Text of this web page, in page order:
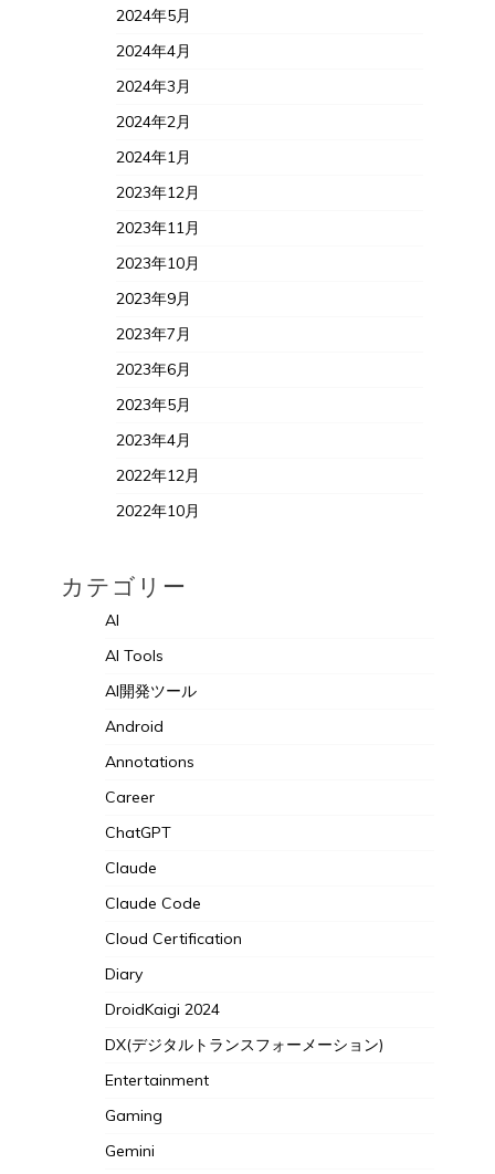
2024年5月
2024年4月
2024年3月
2024年2月
2024年1月
2023年12月
2023年11月
2023年10月
2023年9月
2023年7月
2023年6月
2023年5月
2023年4月
2022年12月
2022年10月
カテゴリー
AI
AI Tools
AI開発ツール
Android
Annotations
Career
ChatGPT
Claude
Claude Code
Cloud Certification
Diary
DroidKaigi 2024
DX(デジタルトランスフォーメーション)
Entertainment
Gaming
Gemini